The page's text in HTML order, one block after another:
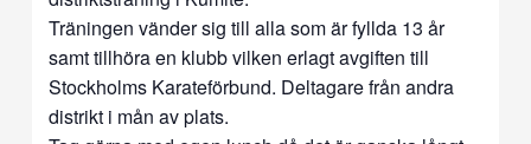
Träningen vänder sig till alla som är fyllda 13 år
samt tillhöra en klubb vilken erlagt avgiften till
Stockholms Karateförbund. Deltagare från andra
distrikt i mån av plats.